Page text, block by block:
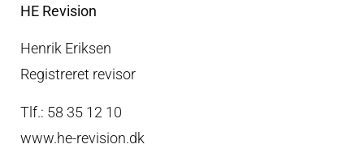
HE Revision
Henrik Eriksen
Registreret revisor
Tlf.: 58 35 12 10
www.he-revision.dk